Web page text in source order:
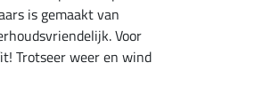
is gemaakt van
Voor
Trotseer weer en wind